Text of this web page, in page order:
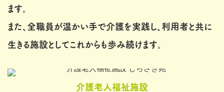
ます。
また、全職員が温かい手で介護を実践し、利用者と共に
生きる施設としてこれからも歩み続けます。
介護老人福祉施設